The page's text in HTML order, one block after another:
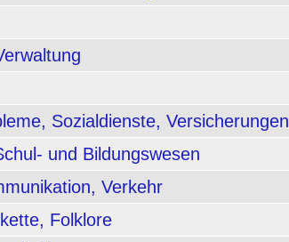
Sozialdienste, Versicherungen
und Bildungswesen
Verkehr
Folklore